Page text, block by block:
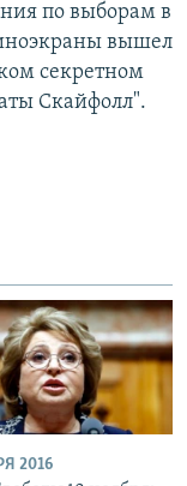
по выборам в
вышел
секретном
Скайфолл".
2016